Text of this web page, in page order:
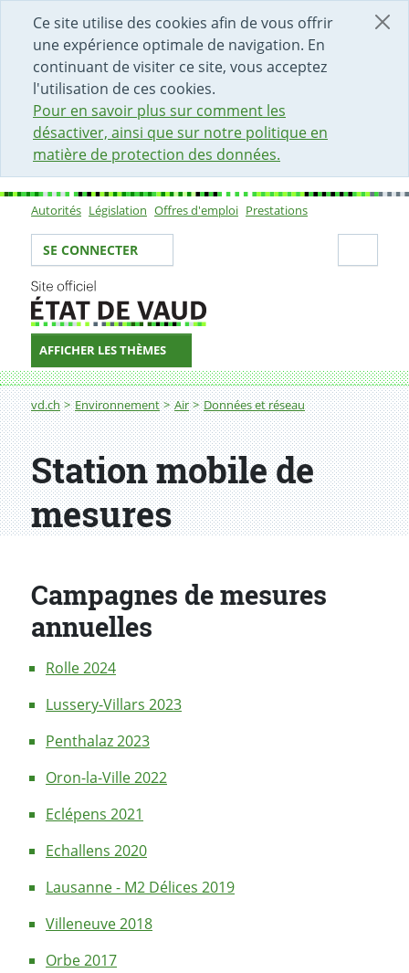
Ce site utilise des cookies afin de vous offrir
une expérience optimale de navigation. En
continuant de visiter ce site, vous acceptez
l'utilisation de ces cookies.
Pour en savoir plus sur comment les
désactiver, ainsi que sur notre politique en
matière de protection des données.
DÉBUT DU CONTENU DE LA PAGE
ACCÈS AU CHAMP DE RECHERCHE
PAGE D'ACCUEIL
FORMULAIRE DE CONTACT
Sous-navigation
Autorités Législation Offres d'emploi Prestations
Votre identité
SE CONNECTER
AFFICHER LES THÈMES
Fil d'Ariane
vd.ch Environnement Air Données et réseau
Station mobile de
mesures
Campagnes de mesures
annuelles
Rolle 2024
Lussery-Villars 2023
Penthalaz 2023
Oron-la-Ville 2022
Eclépens 2021
Echallens 2020
Lausanne - M2 Délices 2019
Villeneuve 2018
Orbe 2017